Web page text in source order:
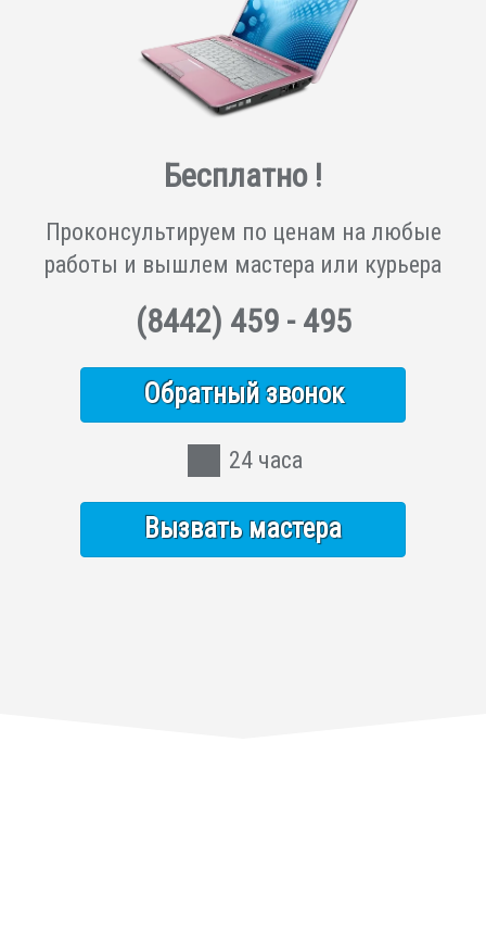
Бесплатно !
Проконсультируем по ценам на любые
работы и вышлем мастера или курьера
(8442) 459 - 495
Обратный звонок
24 часа
Вызвать мастера